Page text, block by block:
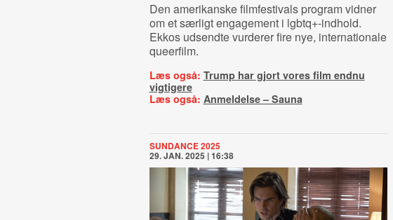
Den amerikanske filmfestivals program vidner
om et særligt engagement i lgbtq+-indhold.
Ekkos udsendte vurderer fire nye, internationale
queerfilm.
Læs også: Trump har gjort vores film endnu
vigtigere
Læs også: Anmeldelse – Sauna
SUNDANCE 2025
29. JAN. 2025 | 16:38